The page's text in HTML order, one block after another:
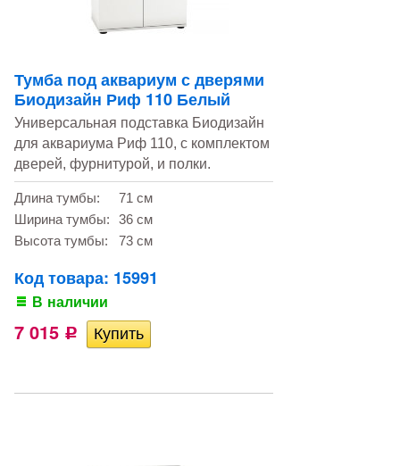
Тумба под аквариум с дверями
Биодизайн Риф 110 Белый
Универсальная подставка Биодизайн
для аквариума Риф 110, с комплектом
дверей, фурнитурой, и полки.
Длина тумбы:
71 см
Ширина тумбы:
36 см
Высота тумбы:
73 см
Код товара: 15991
В наличии
7 015 Р